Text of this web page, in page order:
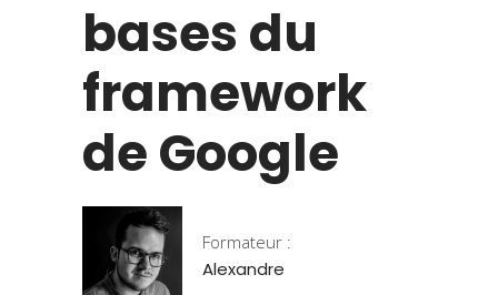
bases du
framework
de Google
Formateur :
Alexandre